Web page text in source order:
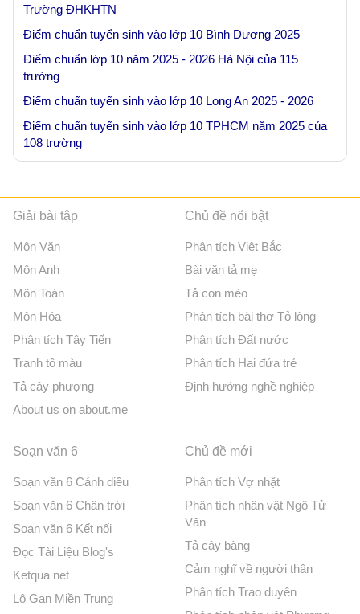
Trường ĐHKHTN
Điểm chuẩn tuyển sinh vào lớp 10 Bình Dương 2025
Điểm chuẩn lớp 10 năm 2025 - 2026 Hà Nội của 115
trường
Điểm chuẩn tuyển sinh vào lớp 10 Long An 2025 - 2026
Điểm chuẩn tuyển sinh vào lớp 10 TPHCM năm 2025 của
108 trường
Giải bài tập
Môn Văn
Môn Anh
Môn Toán
Môn Hóa
Phân tích Tây Tiến
Tranh tô màu
Tả cây phượng
About us on about.me
Chủ đề nổi bật
Phân tích Việt Bắc
Bài văn tả mẹ
Tả con mèo
Phân tích bài thơ Tỏ lòng
Phân tích Đất nước
Phân tích Hai đứa trẻ
Định hướng nghề nghiệp
Soạn văn 6
Soạn văn 6 Cánh diều
Soạn văn 6 Chân trời
Soạn văn 6 Kết nối
Đọc Tài Liệu Blog's
Ketqua net
Lô Gan Miền Trung
Chủ đề mới
Phân tích Vợ nhặt
Phân tích nhân vật Ngô Tử
Văn
Tả cây bàng
Cảm nghĩ về người thân
Phân tích Trao duyên